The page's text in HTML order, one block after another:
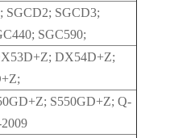
SGCD2; SGCD3;
SGC590;
DX54D+Z;
S550GD+Z; Q-